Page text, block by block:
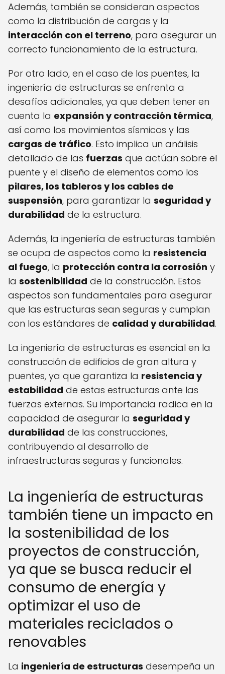
Además, también se consideran aspectos
como la distribución de cargas y la
interacción con el terreno, para asegurar un
correcto funcionamiento de la estructura.
Por otro lado, en el caso de los puentes, la
ingeniería de estructuras se enfrenta a
desafíos adicionales, ya que deben tener en
cuenta la expansión y contracción térmica,
así como los movimientos sísmicos y las
cargas de tráfico. Esto implica un análisis
detallado de las fuerzas que actúan sobre el
puente y el diseño de elementos como los
pilares, los tableros y los cables de
suspensión, para garantizar la seguridad y
durabilidad de la estructura.
Además, la ingeniería de estructuras también
se ocupa de aspectos como la resistencia
al fuego, la protección contra la corrosión y
la sostenibilidad de la construcción. Estos
aspectos son fundamentales para asegurar
que las estructuras sean seguras y cumplan
con los estándares de calidad y durabilidad.
La ingeniería de estructuras es esencial en la
construcción de edificios de gran altura y
puentes, ya que garantiza la resistencia y
estabilidad de estas estructuras ante las
fuerzas externas. Su importancia radica en la
capacidad de asegurar la seguridad y
durabilidad de las construcciones,
contribuyendo al desarrollo de
infraestructuras seguras y funcionales.
La ingeniería de estructuras
también tiene un impacto en
la sostenibilidad de los
proyectos de construcción,
ya que se busca reducir el
consumo de energía y
optimizar el uso de
materiales reciclados o
renovables
La ingeniería de estructuras desempeña un